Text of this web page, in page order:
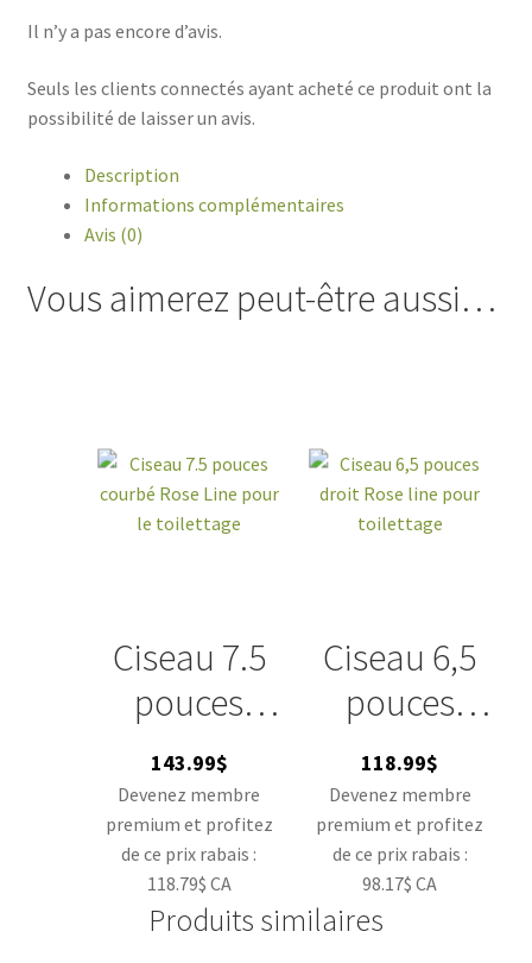
Il n’y a pas encore d’avis.
Seuls les clients connectés ayant acheté ce produit ont la
possibilité de laisser un avis.
Description
Informations complémentaires
Avis (0)
Vous aimerez peut-être aussi…
Ciseau 7.5
pouces
courbé
Rose Line
pour le
toilettage
143.99$
Devenez membre
premium et profitez
de ce prix rabais :
118.79$ CA
Ciseau 6,5
pouces
droit Rose
line pour
toilettage
118.99$
Devenez membre
premium et profitez
de ce prix rabais :
98.17$ CA
Produits similaires